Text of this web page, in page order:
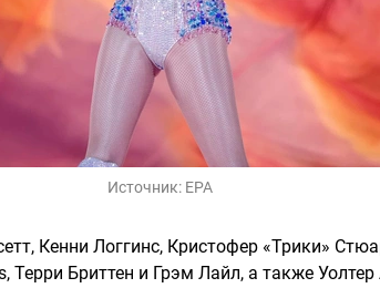
Источник: EPA
Кенни Логгинс, Кристофер «Трики»
Терри Бриттен и Грэм Лайл, а также